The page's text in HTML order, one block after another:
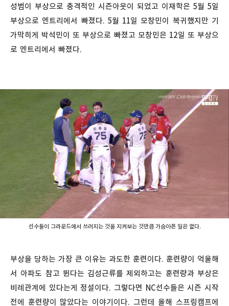
성범이 부상으로 충격적인 시즌아웃이 되었고 이재학은 5월 5일
부상으로 엔트리에서 빠졌다. 5월 11일 모창민이 복귀했지만 기
가막히게 박석민이 또 부상으로 빠졌고 모창민은 12일 또 부상으
로 엔트리에서 빠졌다.
선수들이 그라운드에서 쓰러지는 것을 지켜보는 것만큼 가슴아픈 일은 없다.
부상을 당하는 가장 큰 이유는 과도한 훈련이다. 훈련량이 억울해
서 아파도 참고 뛴다는 김성근류를 제외하고는 훈련량과 부상은
비례관계에 있다는게 정설이다. 그렇다면 NC선수들은 시즌 시작
전에 훈련량이 많았다는 이야기이다. 그런데 올해 스프링캠프에